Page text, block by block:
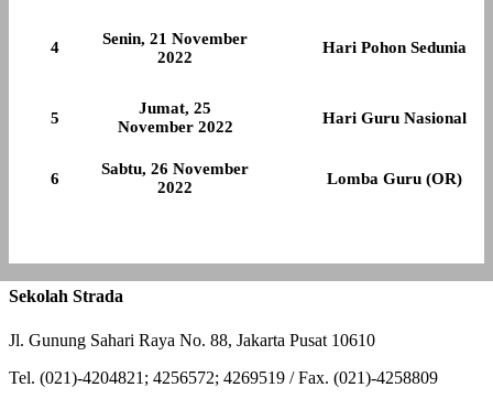
4
Senin, 21 November
2022
Hari Pohon Sedunia
5
Jumat, 25
November 2022
Hari Guru Nasional
6
Sabtu, 26 November
2022
Lomba Guru (OR)
Sekolah Strada
Jl. Gunung Sahari Raya No. 88, Jakarta Pusat 10610
Tel. (021)-4204821; 4256572; 4269519 / Fax. (021)-4258809